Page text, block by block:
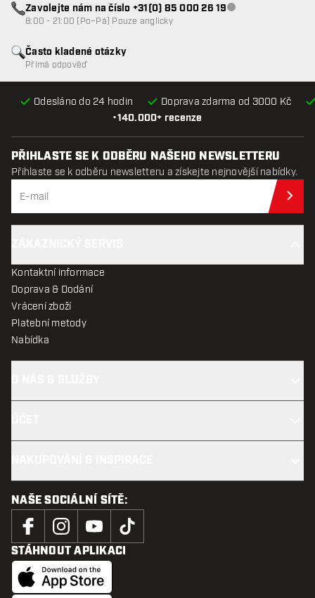
•140.000+ recenze
Odesláno do 24 hodin Doprava zdarma od 3000 Kč
Často kladené otázky
Přímá odpověď
Zavolejte nám na číslo +31(0) 85 000 26 19Zákaznický servis
8:00 - 21:00 (Po–Pá) Pouze anglicky
PŘIHLASTE SE K ODBĚRU NAŠEHO NEWSLETTERU
Přihlaste se k odběru newsletteru a získejte nejnovější nabídky.
Kontaktní informace
Doprava & Dodání
Vrácení zboží
Platební metody
Nabídka
NAŠE SOCIÁLNÍ SÍTĚ:
STÁHNOUT APLIKACI